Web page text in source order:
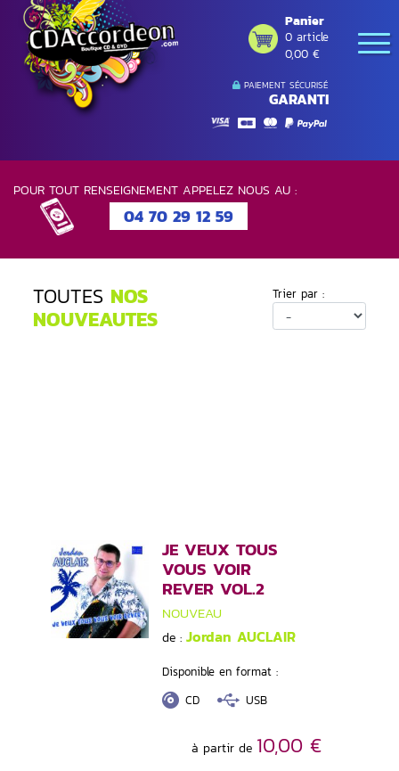
PAIEMENT SÉCURISÉ
GARANTI
Panier
0 article
0,00 €
POUR TOUT RENSEIGNEMENT APPELEZ NOUS AU :
04 70 29 12 59
TOUTES NOS
NOUVEAUTES
Trier par :
JE VEUX TOUS
VOUS VOIR
REVER VOL.2
NOUVEAU
de : Jordan AUCLAIR
Disponible en format :
CD
USB
à partir de 10,00 €